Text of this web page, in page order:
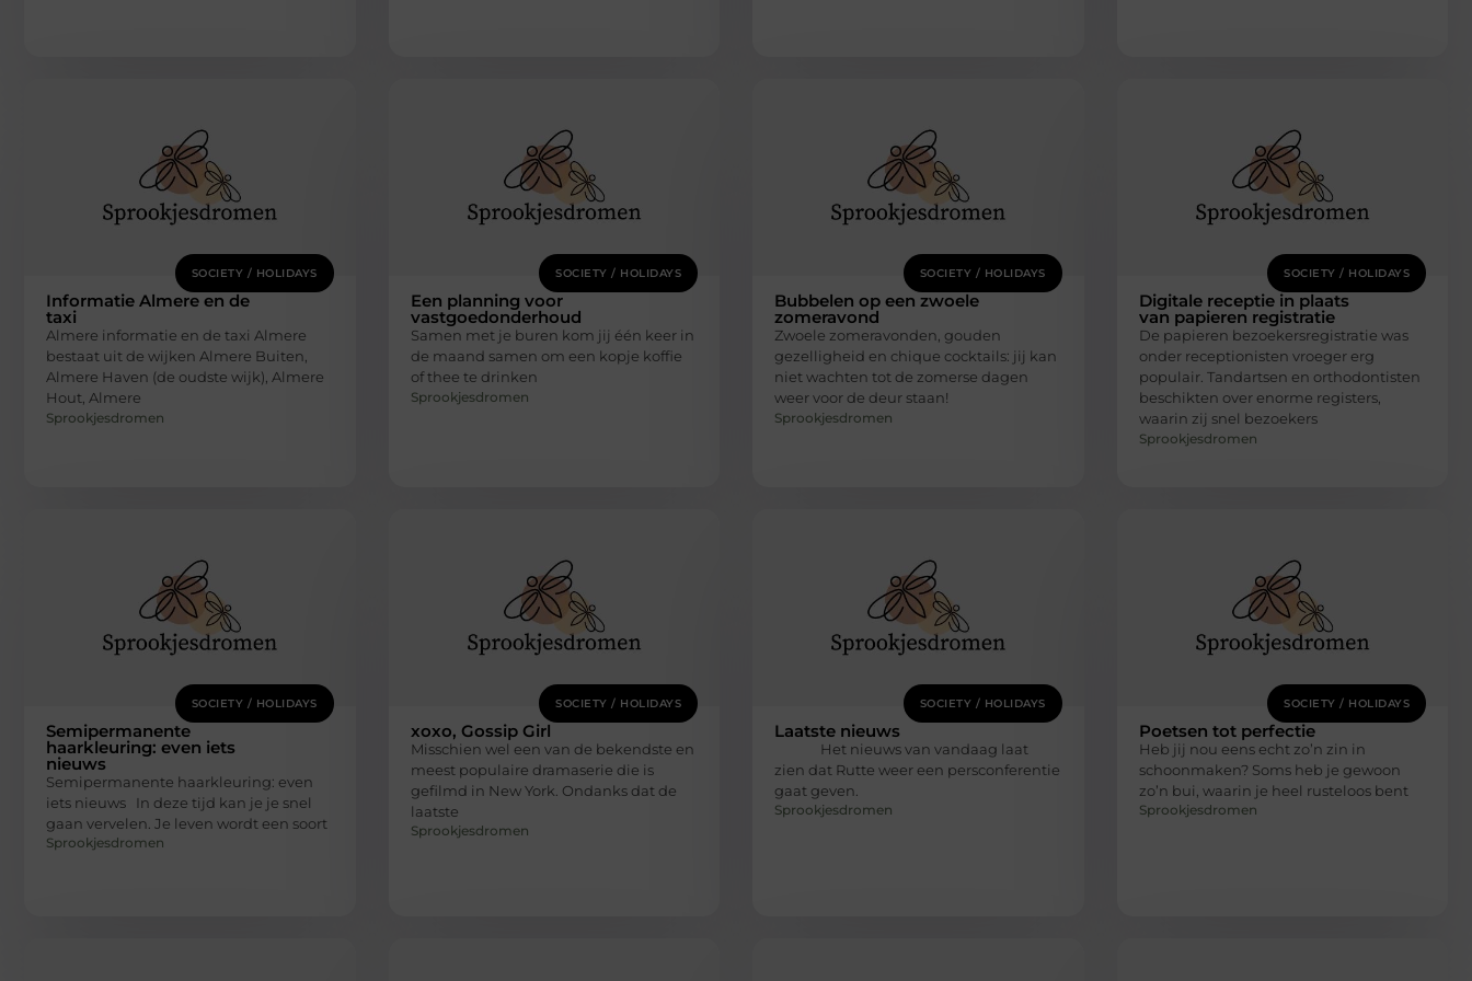
SOCIETY / HOLIDAYS
Informatie Almere en de
taxi
Almere informatie en de taxi Almere
bestaat uit de wijken Almere Buiten,
Almere Haven (de oudste wijk), Almere
Hout, Almere
Sprookjesdromen
SOCIETY / HOLIDAYS
Een planning voor
vastgoedonderhoud
Samen met je buren kom jij één keer in
de maand samen om een kopje koffie
of thee te drinken
Sprookjesdromen
SOCIETY / HOLIDAYS
Bubbelen op een zwoele
zomeravond
Zwoele zomeravonden, gouden
gezelligheid en chique cocktails: jij kan
niet wachten tot de zomerse dagen
weer voor de deur staan!
Sprookjesdromen
SOCIETY / HOLIDAYS
Digitale receptie in plaats
van papieren registratie
De papieren bezoekersregistratie was
onder receptionisten vroeger erg
populair. Tandartsen en orthodontisten
beschikten over enorme registers,
waarin zij snel bezoekers
Sprookjesdromen
SOCIETY / HOLIDAYS
Semipermanente
haarkleuring: even iets
nieuws
Semipermanente haarkleuring: even
iets nieuws In deze tijd kan je je snel
gaan vervelen. Je leven wordt een soort
Sprookjesdromen
SOCIETY / HOLIDAYS
xoxo, Gossip Girl
Misschien wel een van de bekendste en
meest populaire dramaserie die is
gefilmd in New York. Ondanks dat de
laatste
Sprookjesdromen
SOCIETY / HOLIDAYS
Laatste nieuws
Het nieuws van vandaag laat
zien dat Rutte weer een persconferentie
gaat geven.
Sprookjesdromen
SOCIETY / HOLIDAYS
Poetsen tot perfectie
Heb jij nou eens echt zo’n zin in
schoonmaken? Soms heb je gewoon
zo’n bui, waarin je heel rusteloos bent
Sprookjesdromen